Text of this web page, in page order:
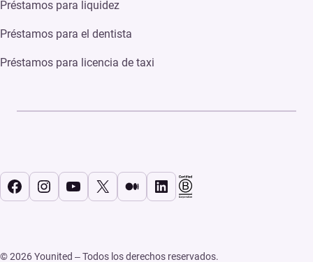
Préstamos para liquidez
Préstamos para el dentista
Préstamos para licencia de taxi
© 2026 Younited – Todos los derechos reservados.
Facebook
Instagram
YouTube
X Medium
LinkedIn